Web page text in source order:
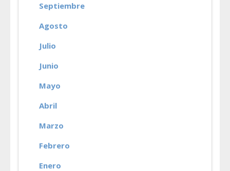
Septiembre
Agosto
Julio
Junio
Mayo
Abril
Marzo
Febrero
Enero